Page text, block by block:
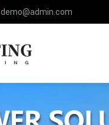
demo@admin.com